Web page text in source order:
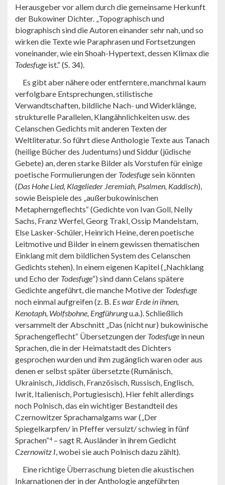
Herausgeber vor allem durch die gemeinsame Herkunft
der Bukowiner Dichter. „Topographisch und
biographisch sind die Autoren einander sehr nah, und so
wirken die Texte wie Paraphrasen und Fortsetzungen
voneinander, wie ein Shoah-Hypertext, dessen Klimax die
Todesfuge ist.“ (S. 34).
Es gibt aber nähere oder entferntere, manchmal kaum
verfolgbare Entsprechungen, stilistische
Verwandtschaften, bildliche Nach- und Widerklänge,
strukturelle Parallelen, Klangähnlichkeiten usw. des
Celanschen Gedichts mit anderen Texten der
Weltliteratur. So führt diese Anthologie Texte aus Tanach
(heilige Bücher des Judentums) und Siddur (jüdische
Gebete) an, deren starke Bilder als Vorstufen für einige
poetische Formulierungen der Todesfugesein könnten
(Das Hohe Lied, Klagelieder Jeremiah, Psalmen, Kaddisch),
sowie Beispiele des „außerbukowinischen
Metapherngeflechts“ (Gedichte von Ivan Goll, Nelly
Sachs, Franz Werfel, Georg Trakl, Ossip Mandelstam,
Else Lasker-Schüler, Heinrich Heine, deren poetische
Leitmotive und Bilder in einem gewissen thematischen
Einklang mit dem bildlichen System des Celanschen
Gedichts stehen). In einem eigenen Kapitel („Nachklang
und Echo der Todesfuge“) sind dann Celans spätere
Gedichte angeführt, die manche Motive der Todesfuge
noch einmal aufgreifen (z. B. Es war Erde in ihnen,
Kenotaph, Wolfsbohne, Engführungu.a.). Schließlich
versammelt der Abschnitt „Das (nicht nur) bukowinische
Sprachengeflecht“ Übersetzungen der Todesfuge in neun
Sprachen, die in der Heimatstadt des Dichters
gesprochen wurden und ihm zugänglich waren oder aus
denen er selbst später übersetzte (Rumänisch,
Ukrainisch, Jiddisch, Französisch, Russisch, Englisch,
Iwrit, Italienisch, Portugiesisch). Hier fehlt allerdings
noch Polnisch, das ein wichtiger Bestandteil des
Czernowitzer Sprachamalgams war („Der
Spiegelkarpfen/ in Pfeffer versulzt/ schwieg in fünf
Sprachen“4 – sagt R. Ausländer in ihrem Gedicht
Czernowitz I, wobei sie auch Polnisch dazu zählt).
Eine richtige Überraschung bieten die akustischen
Inkarnationen der in der Anthologie angeführten